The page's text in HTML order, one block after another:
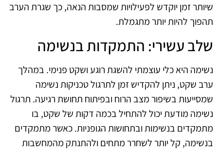
שיותר זמן יוקדש לפעילויות שמסבות הנאה, כך שגרת הערב
תהפוך להיות יותר מתגמלת.
שלב עשירי: התמקדות בנשימה
נשימה היא כלי עוצמתי להשגת רוגע ושקט פנימי. במהלך
ערב שקט, ניתן להקדיש זמן לתרגול טכניקות נשימה
שמסייעות בשיפור מצב הרוח ובפיתוח תחושת רגיעה. תרגול
נשימה מודעת יכול להתחיל בכמה דקות של שקט, בו
מתמקדים בנשימות ובתחושות הגופניות. כאשר מתמקדים
בנשימה, קל יותר לשחרר מתחים ולהתנתק מהמחשבות